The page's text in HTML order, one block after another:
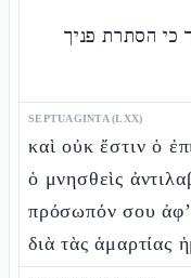
כי הסתרת פניך
SEPTUAGINTA (LXX)
καὶ οὐκ ἔστιν ὁ
ὁ μνησθεὶς
πρόσωπόν σου
διὰ τὰς ἁμαρτίας